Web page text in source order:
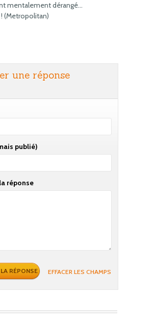
mentalement dérangé…
(Metropolitan)
une réponse
publié)
réponse
EFFACER LES CHAMPS